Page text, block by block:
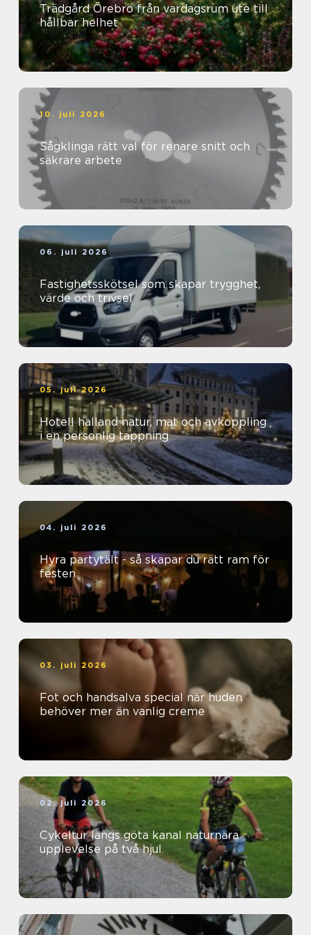
Trädgård Örebro från vardagsrum ute till
hållbar helhet
10. juli 2026
Sågklinga rätt val för renare snitt och
säkrare arbete
06. juli 2026
Fastighetsskötsel som skapar trygghet,
värde och trivsel
05. juli 2026
Hotell halland natur, mat och avkoppling
i en personlig tappning
04. juli 2026
Hyra partytält - så skapar du rätt ram för
festen
03. juli 2026
Fot och handsalva special när huden
behöver mer än vanlig creme
02. juli 2026
Cykeltur längs göta kanal naturnära
upplevelse på två hjul